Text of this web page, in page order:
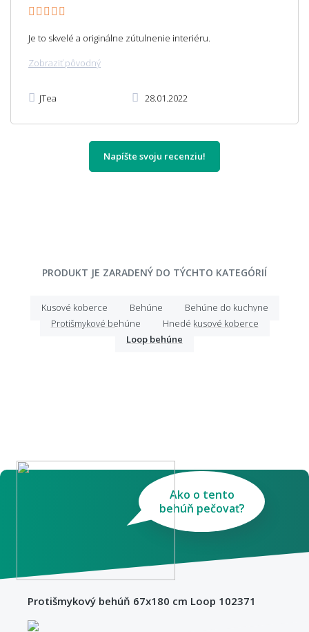
Je to skvelé a originálne zútulnenie interiéru.
Zobraziť pôvodný
JTea 28.01.2022
Napíšte svoju recenziu!
PRODUKT JE ZARADENÝ DO TÝCHTO KATEGÓRIÍ
Kusové koberce Behúne
Behúne do kuchyne
Protišmykové behúne
Hnedé kusové koberce
Loop behúne
Ako o tento
behúň pečovať?
Protišmykový behúň 67x180 cm Loop 102371